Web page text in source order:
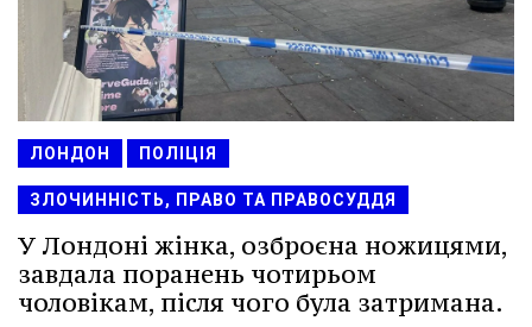
ЛОНДОН ПОЛІЦІЯ
ЗЛОЧИННІСТЬ, ПРАВО ТА ПРАВОСУДДЯ
У Лондоні жінка, озброєна ножицями,
завдала поранень чотирьом
чоловікам, після чого була затримана.